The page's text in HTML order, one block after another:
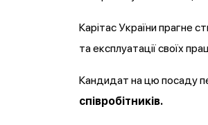
Карітас України прагне
та експлуатації своїх
Кандидат на цю посаду
співробітників.